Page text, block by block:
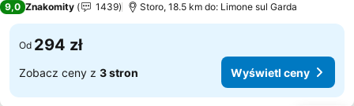
9,0 Znakomity 1439 Storo, 18.5 km do: Limone sul Garda
Od 294 zł
Zobacz ceny z 3 stron Wyświetl ceny